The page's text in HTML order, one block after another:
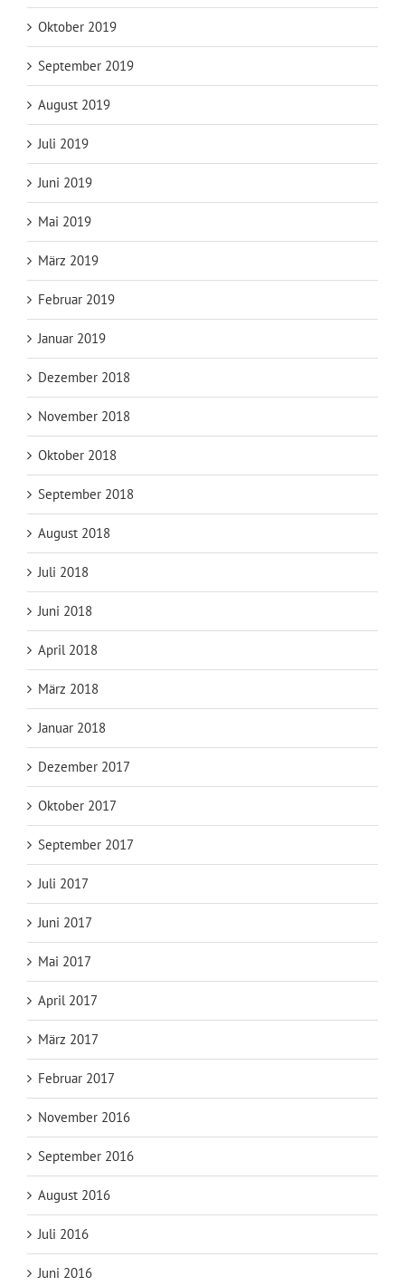
Oktober 2019
September 2019
August 2019
Juli 2019
Juni 2019
Mai 2019
März 2019
Februar 2019
Januar 2019
Dezember 2018
November 2018
Oktober 2018
September 2018
August 2018
Juli 2018
Juni 2018
April 2018
März 2018
Januar 2018
Dezember 2017
Oktober 2017
September 2017
Juli 2017
Juni 2017
Mai 2017
April 2017
März 2017
Februar 2017
November 2016
September 2016
August 2016
Juli 2016
Juni 2016